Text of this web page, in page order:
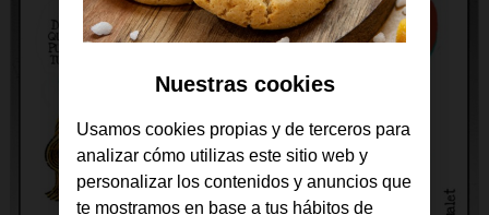
Nuestras cookies
Usamos cookies propias y de terceros para
analizar cómo utilizas este sitio web y
personalizar los contenidos y anuncios que
te mostramos en base a tus hábitos de